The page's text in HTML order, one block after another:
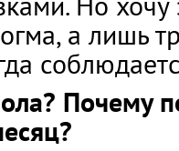
а лишь
Почему